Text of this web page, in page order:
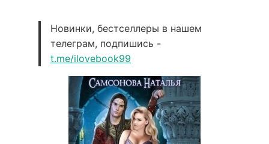
Новинки, бестселлеры в нашем
телеграм, подпишись -
t.me/ilovebook99